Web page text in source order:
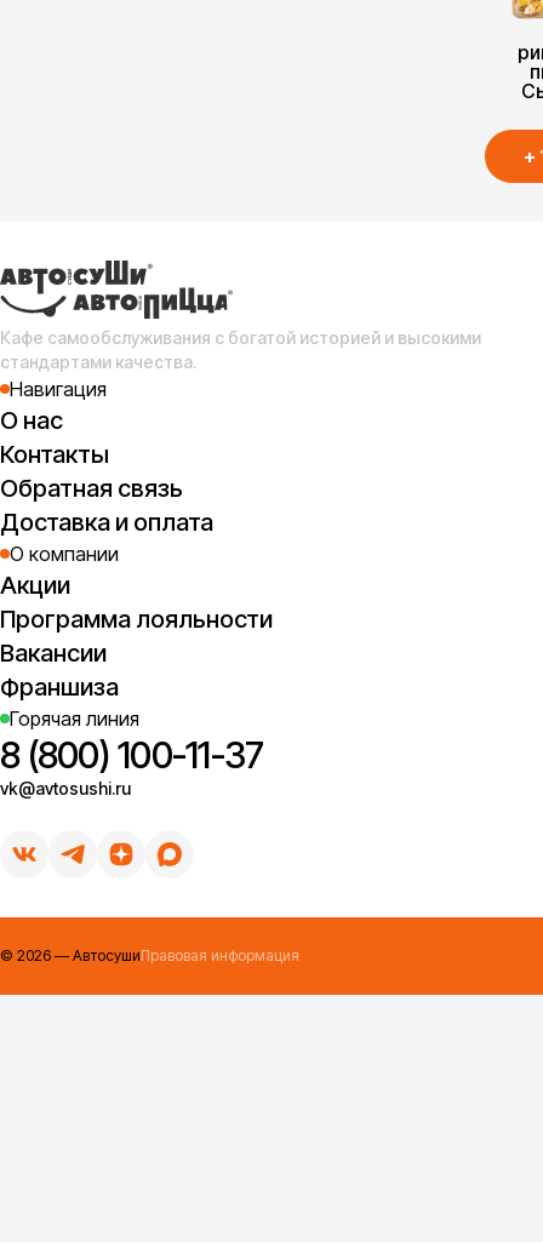
+
Кафе самообслуживания с богатой историей и высокими
стандартами качества.
Навигация
О нас
Контакты
Обратная связь
Доставка и оплата
О компании
Акции
Программа лояльности
Вакансии
Франшиза
Горячая линия
8 (800) 100-11-37
vk@avtosushi.ru
© 2026 — АвтосушиПравовая информация